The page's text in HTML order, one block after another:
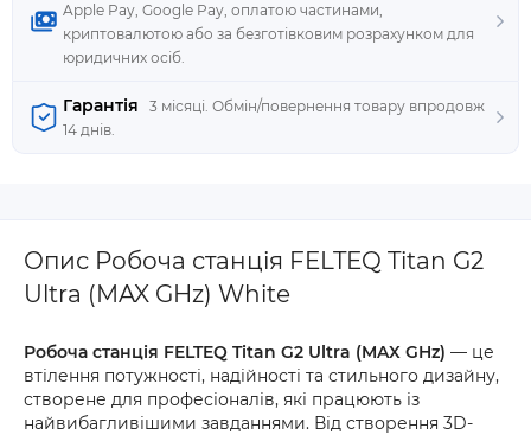
Apple Pay, Google Pay, оплатою частинами,
криптовалютою або за безготівковим розрахунком для
юридичних осіб.
Гарантія
3 місяці. Обмін/повернення товару впродовж
14 днів.
Опис Робоча станція FELTEQ Titan G2
Ultra (MAX GHz) White
Робоча станція FELTEQ Titan G2 Ultra (MAX GHz) — це
втілення потужності, надійності та стильного дизайну,
створене для професіоналів, які працюють із
найвибагливішими завданнями. Від створення 3D-